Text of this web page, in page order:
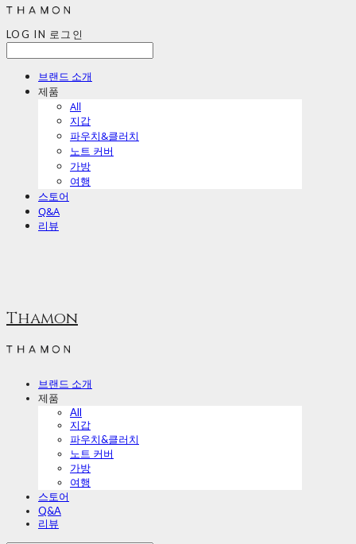
LOG IN 로그인
브랜드 소개
제품
All
지갑
파우치&클러치
노트 커버
가방
여행
스토어
Q&A
리뷰
Thamon
브랜드 소개
제품
All
지갑
파우치&클러치
노트 커버
가방
여행
스토어
Q&A
리뷰